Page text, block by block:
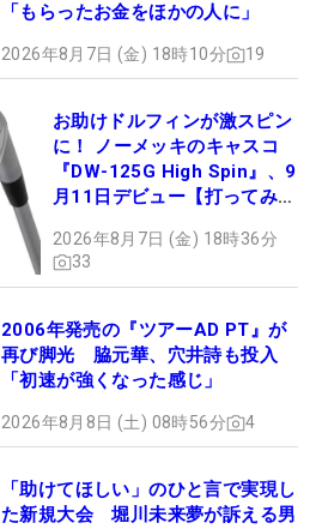
「もらったお金をほかの人に」
2026年8月7日 (金) 18時10分 19
お助けドルフィンが激スピン
に！ ノーメッキのキャスコ
『DW-125G High Spin』、9
月11日デビュー【打ってみ
2026年8月7日 (金) 18時36分
33
2006年発売の『ツアーAD PT』が
再び脚光 脇元華、穴井詩も投入
「初速が強くなった感じ」
2026年8月8日 (土) 08時56分 4
「助けてほしい」のひと言で実現し
た新規大会 堀川未来夢が訴える男